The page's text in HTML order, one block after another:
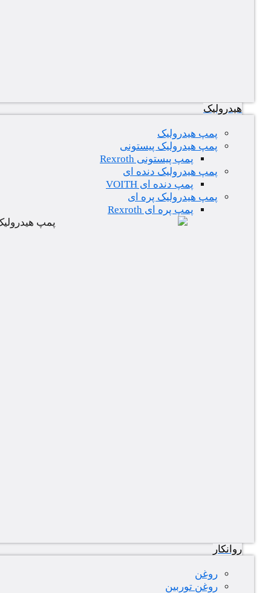
هیدرولیک
پمپ هیدرولیک
پمپ هیدرولیک پیستونی
پمپ پیستونی Rexroth
پمپ هیدرولیک دنده ای
پمپ دنده ای VOITH
پمپ هیدرولیک پره ای
پمپ پره ای Rexroth
روانکار
روغن
روغن توربین